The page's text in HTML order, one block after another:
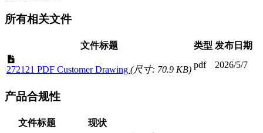
所有相关文件
文件标题 类型 发布日期
272121 PDF Customer Drawing (尺寸: 70.9 KB) pdf 2026/5/7
产品合规性
文件标题
现状